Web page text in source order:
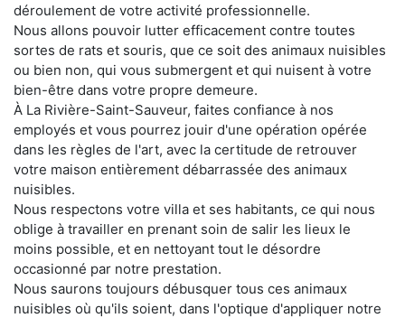
déroulement de votre activité professionnelle.
Nous allons pouvoir lutter efficacement contre toutes
sortes de rats et souris, que ce soit des animaux nuisibles
ou bien non, qui vous submergent et qui nuisent à votre
bien-être dans votre propre demeure.
À La Rivière-Saint-Sauveur, faites confiance à nos
employés et vous pourrez jouir d'une opération opérée
dans les règles de l'art, avec la certitude de retrouver
votre maison entièrement débarrassée des animaux
nuisibles.
Nous respectons votre villa et ses habitants, ce qui nous
oblige à travailler en prenant soin de salir les lieux le
moins possible, et en nettoyant tout le désordre
occasionné par notre prestation.
Nous saurons toujours débusquer tous ces animaux
nuisibles où qu'ils soient, dans l'optique d'appliquer notre